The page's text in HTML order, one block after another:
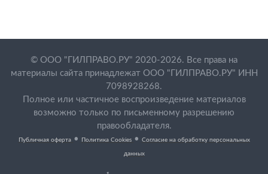
© ООО "ГИЛПРАВО.РУ" 2020-2026. Все права на
материалы сайта принадлежат ООО "ГИЛПРАВО.РУ" ИНН
7098928268.
Полное или частичное воспроизведение материалов
возможно только по письменному разрешению
правообладателя.
Публичная оферта • Политика Cookies • Согласие на обработку персональных
данных